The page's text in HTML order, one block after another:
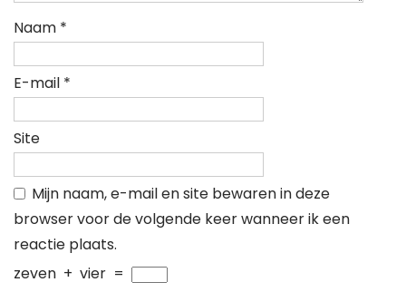
Naam *
E-mail *
Site
Mijn naam, e-mail en site bewaren in deze
browser voor de volgende keer wanneer ik een
reactie plaats.
zeven + vier =